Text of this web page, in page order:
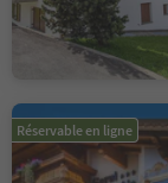
Réservable en ligne